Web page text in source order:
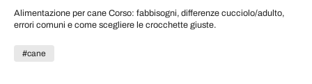
Alimentazione per cane Corso: fabbisogni, differenze cucciolo/adulto,
errori comuni e come scegliere le crocchette giuste.
#cane